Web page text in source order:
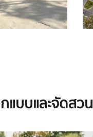
แบบและจัดสวน